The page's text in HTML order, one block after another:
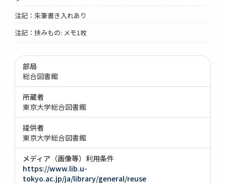
注記：朱筆書き入れあり
注記：挟みもの: メモ1枚
部局
総合図書館
所蔵者
東京大学総合図書館
提供者
東京大学総合図書館
メディア（画像等）利用条件
https://www.lib.u-
tokyo.ac.jp/ja/library/general/reuse